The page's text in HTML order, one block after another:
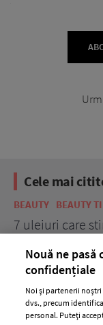
Cele mai
BEAUTY BEAUTY
7 uleiuri care
Nouă ne pasă
confidențiale
Noi și partenerii noștri
dvs., precum
personal. Puteți